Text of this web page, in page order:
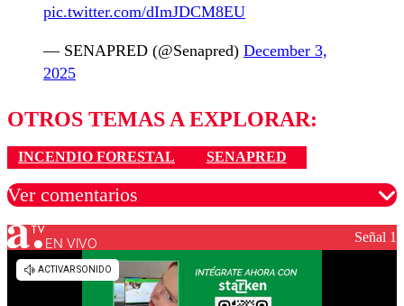
pic.twitter.com/dImJDCM8EU
— SENAPRED (@Senapred) December 3,
2025
OTROS TEMAS A EXPLORAR:
INCENDIO FORESTAL SENAPRED
Ver comentarios
Los comentarios son moderados para garantizar un
diálogo respetuoso.
EN VIVO Señal 1